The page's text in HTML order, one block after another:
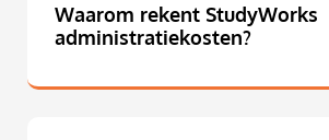
Waarom rekent StudyWorks
administratiekosten?